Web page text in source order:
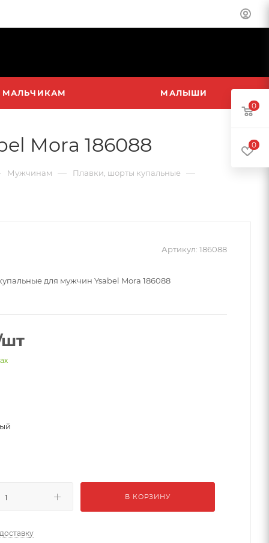
МАЛЬЧИКАМ МАЛЫШИ
Mora 186088
Мужчинам — Плавки, шорты купальные —
Артикул: 186088
для мужчин Ysabel Mora 186088
В КОРЗИНУ
0
0